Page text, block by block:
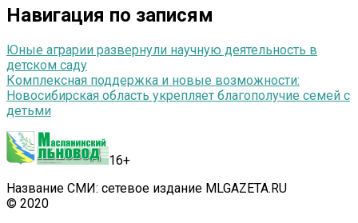
Навигация по записям
Юные аграрии развернули научную деятельность в
детском саду
Комплексная поддержка и новые возможности:
Новосибирская область укрепляет благополучие семей с
детьми
16+
Название СМИ: сетевое издание MLGAZETA.RU
© 2020